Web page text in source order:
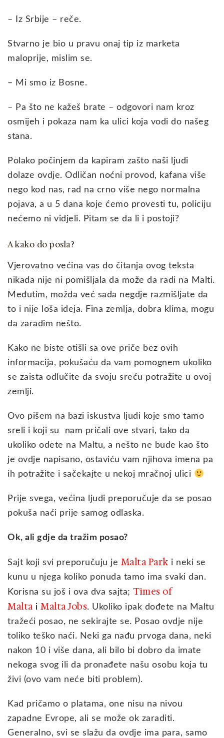
– Iz Srbije – reče.
Stvarno je bio u pravu onaj tip iz marketa
maloprije, mislim se.
– Mi smo iz Bosne.
– Pa što ne kažeš brate – odgovori nam kroz
osmijeh i pokaza nam ka ulici koja vodi do našeg
stana.
Polako počinjem da kapiram zašto naši ljudi
dolaze ovdje. Odličan noćni provod, kafana više
nego kod nas, rad na crno više nego normalna
pojava, a u 5 dana koje ćemo provesti tu, policiju
nećemo ni vidjeli. Pitam se da li i postoji?
A kako do posla?
Vjerovatno većina vas do čitanja ovog teksta
nikada nije ni pomišljala da može da radi na Malti.
Međutim, možda već sada negdje razmišljate da
to i nije loša ideja. Fina zemlja, dobra klima, mogu
da zaradim nešto.
Kako ne biste otišli sa ove priče bez ovih
informacija, pokušaću da vam pomognem ukoliko
se zaista odlučite da svoju sreću potražite u ovoj
zemlji.
Ovo pišem na bazi iskustva ljudi koje smo tamo
sreli i koji su nam pričali ove stvari, tako da
ukoliko odete na Maltu, a nešto ne bude kao što
je ovdje napisano, ostaviću vam njihova imena pa
ih potražite i sačekajte u nekoj mračnoj ulici
Prije svega, većina ljudi preporučuje da se posao
pokuša naći prije samog odlaska.
Ok, ali gdje da tražim posao?
Sajt koji svi preporučuju je Malta Park i neki se
kunu u njega koliko ponuda tamo ima svaki dan.
Korisna su još i ova dva sajta; Times of
Malta i Malta Jobs. Ukoliko ipak dođete na Maltu
tražeći posao, ne sekirajte se. Posao ovdje nije
toliko teško naći. Neki ga nađu prvoga dana, neki
nakon 10 i više dana, ali bilo bi dobro da imate
nekoga svog ili da pronađete našu osobu koja tu
živi (ovo vam neće biti problem).
Kad pričamo o platama, one nisu na nivou
zapadne Evrope, ali se može ok zaraditi.
Generalno, svi se slažu da ovdje ima para, samo